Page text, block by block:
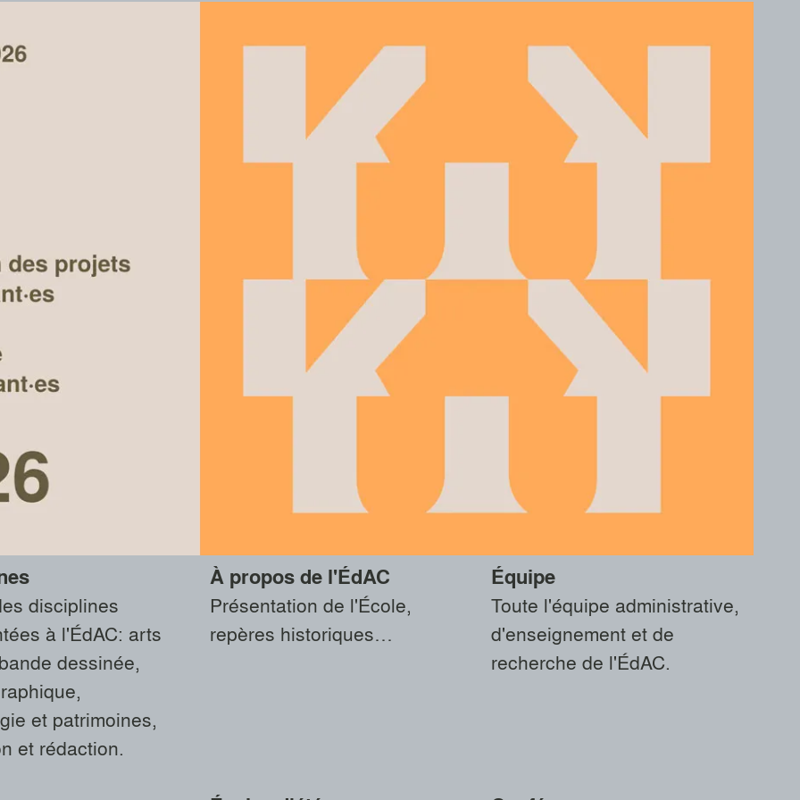
disciplines
à l'ÉdAC: arts
dessinée,
et patrimoines,
et rédaction.
À propos de l'ÉdAC
Présentation de l'École,
repères historiques…
Équipe
Toute l'équipe administrative,
d'enseignement et de
recherche de l'ÉdAC.